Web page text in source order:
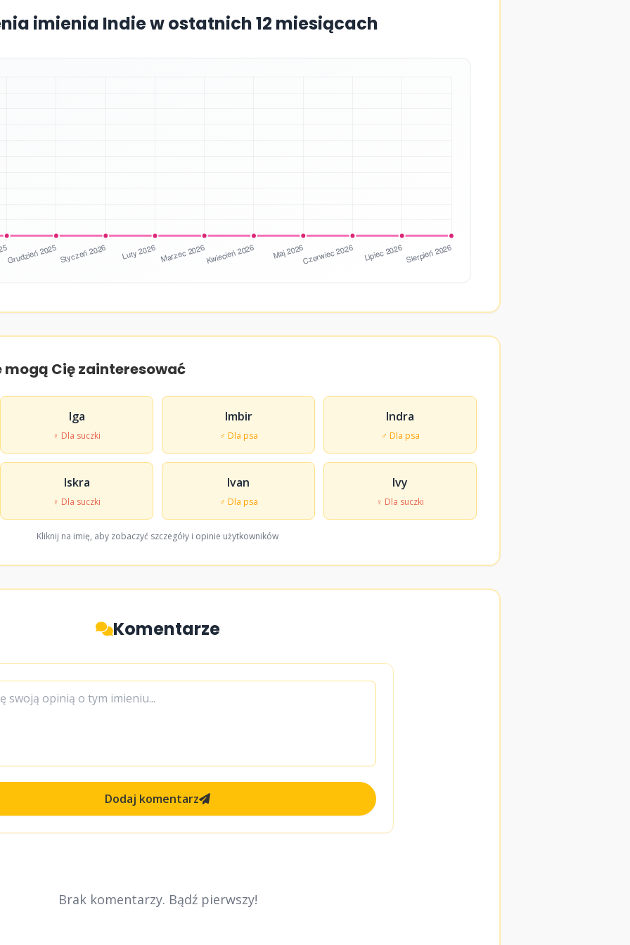
imienia Indie w ostatnich 12 miesiącach
Cię zainteresować
Iga
♀ Dla suczki
Imbir
♂ Dla psa
Indra
♂ Dla psa
Iskra
♀ Dla suczki
Ivan
♂ Dla psa
Ivy
♀ Dla suczki
Kliknij na imię, aby zobaczyć szczegóły i opinie użytkowników
Komentarze
Dodaj komentarz
Brak komentarzy. Bądź pierwszy!